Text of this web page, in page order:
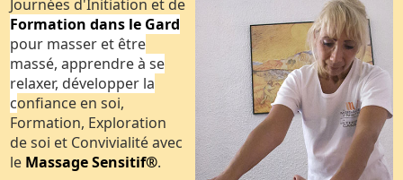
Journées d'Initiation et de
Formation dans le Gard
pour masser et être
massé, apprendre à se
relaxer, développer la
confiance en soi,
Formation, Exploration
de soi et Convivialité avec
le Massage Sensitif®.